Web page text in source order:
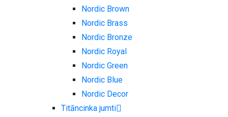
Nordic Brown
Nordic Brass
Nordic Bronze
Nordic Royal
Nordic Green
Nordic Blue
Nordic Decor
Titāncinka jumti